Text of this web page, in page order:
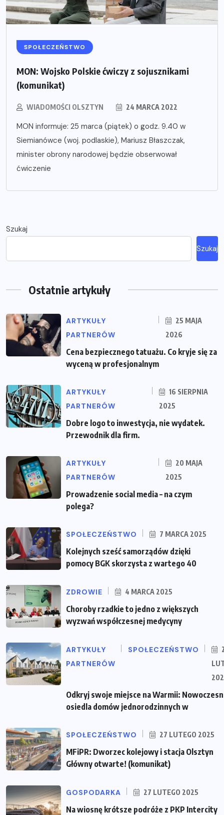
SPOŁECZEŃSTWO
MON: Wojsko Polskie ćwiczy z sojusznikami
(komunikat)
WIADOMOŚCI OLSZTYN 24 MARCA 2022
MON informuje: 25 marca (piątek) o godz. 9.40 w
Siemianówce (woj. podlaskie), Mariusz Błaszczak,
minister obrony narodowej będzie obserwował
ćwiczenie
Szukaj
Szukaj
Ostatnie artykuły
ARTYKUŁY
PARTNERÓW
25 MAJA
2026
Cena bezpiecznego tatuażu. Co kryje się za
wyceną w profesjonalnym
ARTYKUŁY
PARTNERÓW
16 SIERPNIA
2025
Dobre logo to inwestycja, nie wydatek.
Przewodnik dla firm.
ARTYKUŁY
PARTNERÓW
20 MAJA
2025
Prowadzenie social media – na czym
polega?
SPOŁECZEŃSTWO 7 MARCA 2025
Kolejnych sześć samorządów dzięki
pomocy BGK skorzysta z wartego 40
ZDROWIE 4 MARCA 2025
Choroby rzadkie to jedno z większych
wyzwań współczesnej medycyny
ARTYKUŁY
PARTNERÓW
SPOŁECZEŃSTWO
Odkryj swoje miejsce na Warmii:
osiedla domów jednorodzinnych w
SPOŁECZEŃSTWO 27 LUTEGO 2025
MFiPR: Dworzec kolejowy i stacja Olsztyn
Główny otwarte! (komunikat)
GOSPODARKA 27 LUTEGO 2025
Na wiosnę krótsze podróże z PKP Intercity